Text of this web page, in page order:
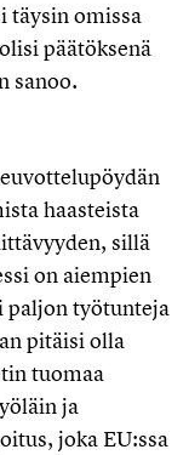
täysin omissa
päätöksenä
sanoo.
haasteista
sillä
on aiempien
paljon työtunteja
pitäisi olla
tuomaa
ja
joka EU:ssa